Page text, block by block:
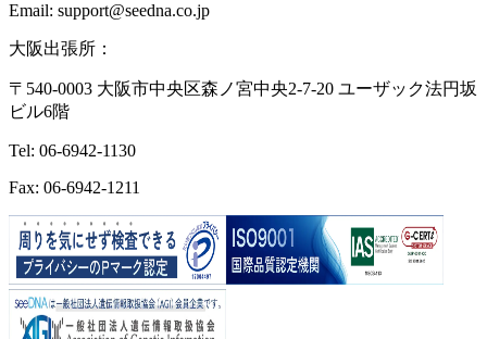
Email: support@seedna.co.jp
大阪出張所：
〒540-0003 大阪市中央区森ノ宮中央2-7-20 ユーザック法円坂
ビル6階
Tel: 06-6942-1130
Fax: 06-6942-1211